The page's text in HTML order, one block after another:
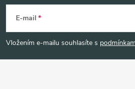
p
a
E-mail
Vložením e-mailu souhlasíte s